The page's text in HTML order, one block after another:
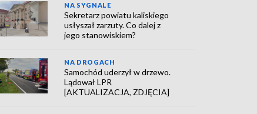
NA SYGNALE
Sekretarz powiatu kaliskiego
usłyszał zarzuty. Co dalej z
jego stanowiskiem?
NA DROGACH
Samochód uderzył w drzewo.
Lądował LPR
[AKTUALIZACJA, ZDJĘCIA]